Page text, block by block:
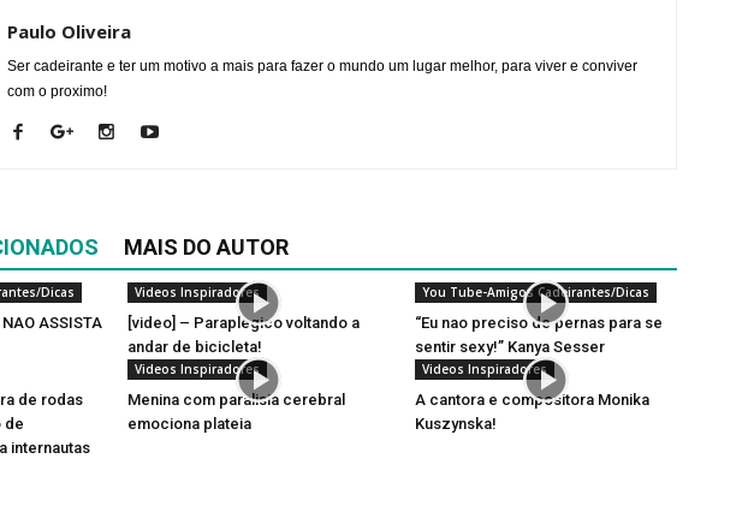
Paulo Oliveira
Ser cadeirante e ter um motivo a mais para fazer o mundo um lugar melhor, para viver e conviver
com o proximo!
MAIS DO AUTOR
Dicas
ASSISTA
Videos Inspiradores
[video] – Paraplegico voltando a
andar de bicicleta!
You Tube-Amigos Cadeirantes/Dicas
“Eu nao preciso de pernas para se
sentir sexy!” Kanya Sesser
de rodas
de
internautas
Videos Inspiradores
Menina com paralisia cerebral
emociona plateia
Videos Inspiradores
A cantora e compositora Monika
Kuszynska!